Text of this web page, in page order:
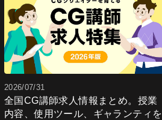
2026/07/31
全国CG講師求人情報まとめ。授業
内容、使用ツール、ギャランティを